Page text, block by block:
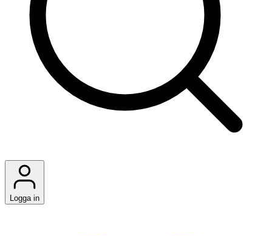
Logga in